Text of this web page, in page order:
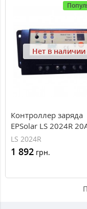
Нет в наличии
Контроллер заряда
EPSolar LS 2024R
12/24V
LS 2024R
1 892 грн.